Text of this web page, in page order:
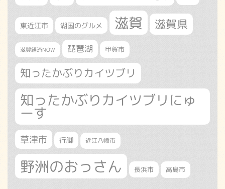
東近江市 湖国のグルメ 滋賀 滋賀県
滋賀経済NOW 琵琶湖 甲賀市
知ったかぶりカイツブリ
知ったかぶりカイツブリにゅ
ーす
草津市 行脚 近江八幡市
野洲のおっさん 長浜市 高島市